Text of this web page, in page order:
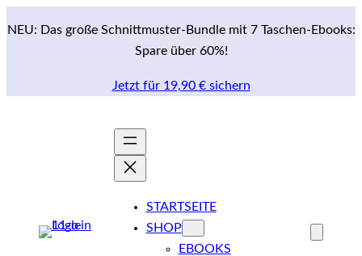
Inhalt
NEU: Das große Schnittmuster-Bundle mit 7 Taschen-Ebooks:
Spare über 60%!
Jetzt für 19,90 € sichern
STARTSEITE
SHOP
EBOOKS